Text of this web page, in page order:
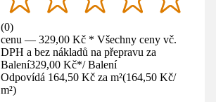
(0)
cenu — 329,00 Kč * Všechny ceny vč.
DPH a bez nákladů na přepravu za
Balení329,00 Kč*/ Balení
Odpovídá 164,50 Kč za m²(164,50 Kč/
m²)